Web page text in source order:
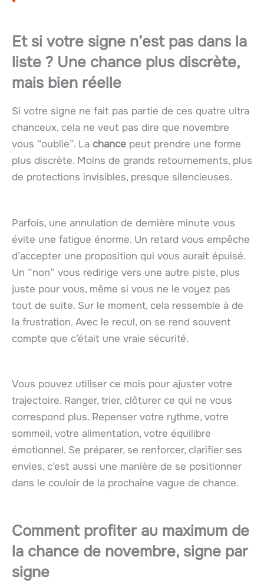
Et si votre signe n’est pas dans la
liste ? Une chance plus discrète,
mais bien réelle
Si votre signe ne fait pas partie de ces quatre ultra
chanceux, cela ne veut pas dire que novembre
vous “oublie”. La chance peut prendre une forme
plus discrète. Moins de grands retournements, plus
de protections invisibles, presque silencieuses.
Parfois, une annulation de dernière minute vous
évite une fatigue énorme. Un retard vous empêche
d’accepter une proposition qui vous aurait épuisé.
Un “non” vous redirige vers une autre piste, plus
juste pour vous, même si vous ne le voyez pas
tout de suite. Sur le moment, cela ressemble à de
la frustration. Avec le recul, on se rend souvent
compte que c’était une vraie sécurité.
Vous pouvez utiliser ce mois pour ajuster votre
trajectoire. Ranger, trier, clôturer ce qui ne vous
correspond plus. Repenser votre rythme, votre
sommeil, votre alimentation, votre équilibre
émotionnel. Se préparer, se renforcer, clarifier ses
envies, c’est aussi une manière de se positionner
dans le couloir de la prochaine vague de chance.
Comment profiter au maximum de
la chance de novembre, signe par
signe